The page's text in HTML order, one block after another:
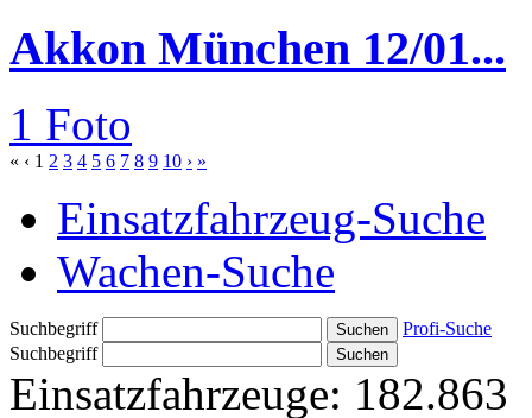
Akkon München 12/01...
1 Foto
« ‹ 1 2 3 4 5 6 7 8 9 10 › »
Einsatzfahrzeug-Suche
Wachen-Suche
Suchbegriff
Profi-Suche
Suchbegriff
Einsatzfahrzeuge: 182.863